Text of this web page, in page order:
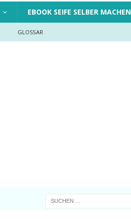
EBOOK SEIFE SELBER MACHEN
GLOSSAR